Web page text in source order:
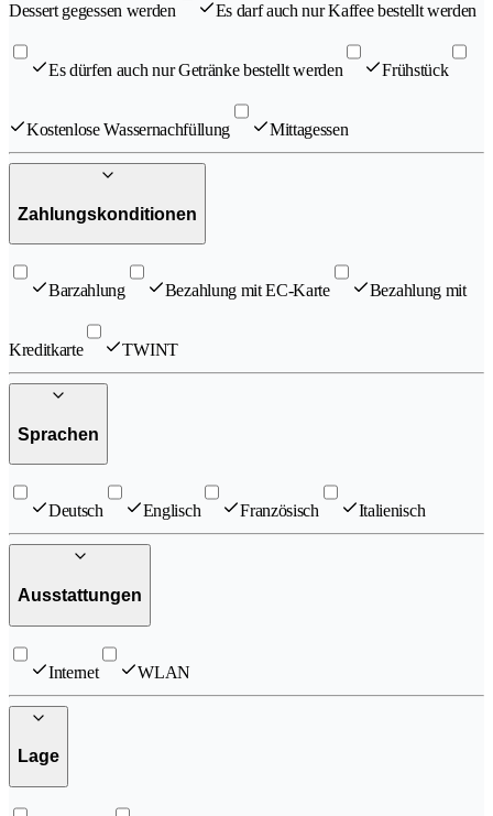
Dessert gegessen werden Es darf auch nur Kaffee bestellt werden
Es dürfen auch nur Getränke bestellt werden Frühstück
Kostenlose Wassernachfüllung Mittagessen
Zahlungskonditionen
Barzahlung Bezahlung mit EC-Karte Bezahlung mit
Kreditkarte TWINT
Sprachen
Deutsch Englisch Französisch Italienisch
Ausstattungen
Internet WLAN
Lage